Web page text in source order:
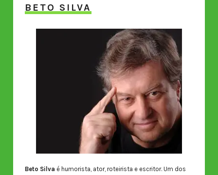
BETO SILVA
Beto Silva é humorista, ator, roteirista e escritor. Um dos